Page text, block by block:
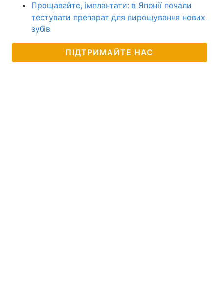
Прощавайте, імплантати: в Японії почали
тестувати препарат для вирощування нових
зубів
ПІДТРИМАЙТЕ НАС